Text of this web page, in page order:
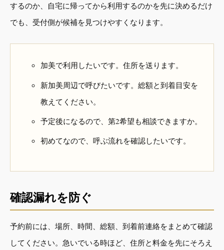
するのか、自宅に帰ってから利用するのかを先に決めるだけ
でも、受付側が候補を見つけやすくなります。
加美で利用したいです。住所を送ります。
新加美周辺で呼びたいです。総額と到着目安を
教えてください。
予定後になるので、第2希望も相談できますか。
初めてなので、呼ぶ流れを確認したいです。
確認漏れを防ぐ
予約前には、場所、時間、総額、到着前連絡をまとめて確認
してください。急いでいる時ほど、住所と料金を先にそろえ